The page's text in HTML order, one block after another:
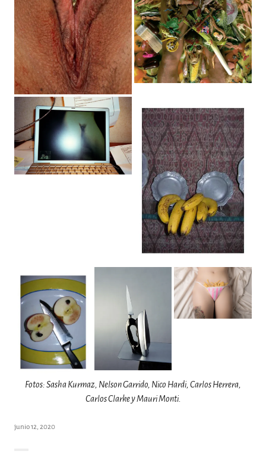
Fotos: Sasha Kurmaz, Nelson Garrido, Nico Hardi, Carlos Herrera,
Carlos Clarke y Mauri Monti.
junio 12, 2020